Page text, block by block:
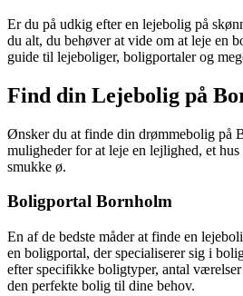
Er du på udkig efter en lejebolig på
du alt, du behøver at vide om at leje en
guide til lejeboliger, boligportaler og
Find din Lejebolig på
Ønsker du at finde din drømmebolig på
muligheder for at leje en lejlighed, et
smukke ø.
Boligportal Bornholm
En af de bedste måder at finde en
en boligportal, der specialiserer sig i
efter specifikke boligtyper, antal
den perfekte bolig til dine behov.